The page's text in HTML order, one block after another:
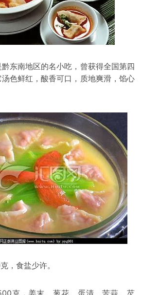
黔东南地区的名小吃 ，曾获得全国第四
色鲜红，酸香可口，质地爽滑，馅心
食盐少许。
克，姜末、葱花、蛋清、苦蒜、芡